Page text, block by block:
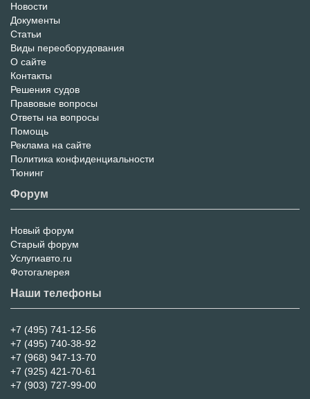
Информационный
Портал
Новости
Документы
Статьи
Виды переоборудования
О сайте
Контакты
Решения судов
Правовые вопросы
Ответы на вопросы
Помощь
Реклама на сайте
Политика конфиденциальности
Тюнинг
Форум
Форум
Новый форум
Старый форум
Услугиавто.ru
Фотогалерея
Наши телефоны
+7 (495) 741-12-56
+7 (495) 740-38-92
+7 (968) 947-13-70
+7 (925) 421-70-61
+7 (903) 727-99-00